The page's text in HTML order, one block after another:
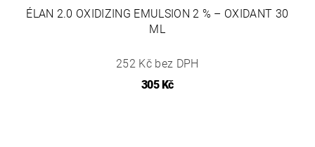
ÉLAN 2.0 OXIDIZING EMULSION 2 % – OXIDANT 30
ML
252 Kč bez DPH
305 Kč